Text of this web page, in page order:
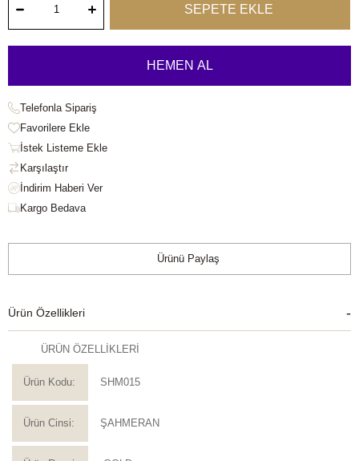
Telefonla Sipariş
Favorilere Ekle
İstek Listeme Ekle
Karşılaştır
Kargo Bedava
Ürünü Paylaş
Ürün Özellikleri
ÜRÜN ÖZELLİKLERİ
Ürün Kodu: SHM015
Ürün Cinsi: ŞAHMERAN